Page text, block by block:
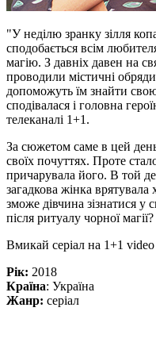
"У неділю зранку зілля
сподобається всім
магію. З давніх давен на
проводили містичні
допоможуть їм знайти
сподівалася і головна
телеканалі 1+1.
За сюжетом саме в цей
своїх почуттях. Проте
причарувала його. В той
загадкова жінка
зможе дівчина зізнатися у
після ритуалу чорної
Вмикай серіал на 1+1
Рік: 2018
Країна: Україна
Жанр: серіал